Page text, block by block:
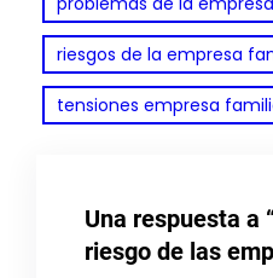
riesgos de la empresa
tensiones empresa
Una respuesta a
riesgo de las